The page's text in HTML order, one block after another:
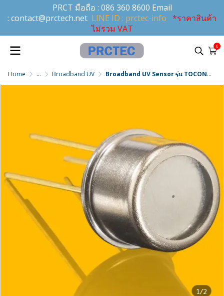
PRCT มือถือ : 086 360 8600 Email
: contact@prctech.net LINE ID : prctec-info *ราคาสินค้า
ไม่รวม VAT
0
Home ... Broadband UV Broadband UV Sensor รุ่น TOCON_ABC9
1/2